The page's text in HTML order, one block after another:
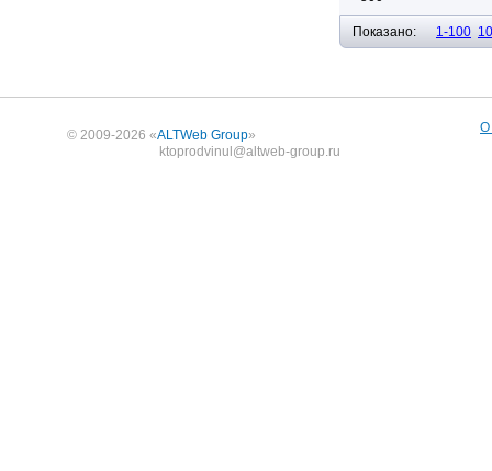
Показано: 1-100
© 2009-2026 «ALTWeb Group»
ktoprodvinul@altweb-group.ru
О